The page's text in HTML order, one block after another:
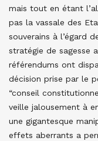
mais tout en étant
pas la vassale des
souverains à l’égard
stratégie de sagesse
référendums ont
décision prise par le
“conseil
veille jalousement à
une gigantesque
effets aberrants a